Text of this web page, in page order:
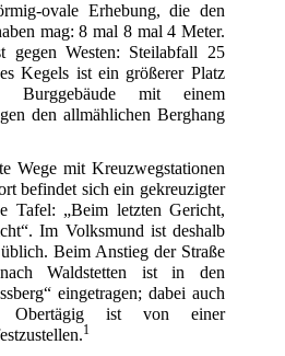
ovale Erhebung, die den
mag: 8 mal 8 mal 4 Meter.
gegen Westen: Steilabfall 25
Kegels ist ein größerer Platz
Burggebäude mit einem
den allmählichen Berghang
Wege mit Kreuzwegstationen
befindet sich ein gekreuzigter
Tafel: „Beim letzten Gericht,
Im Volksmund ist deshalb
Beim Anstieg der Straße
Waldstetten ist in den
eingetragen; dabei auch
Obertägig ist von einer
1